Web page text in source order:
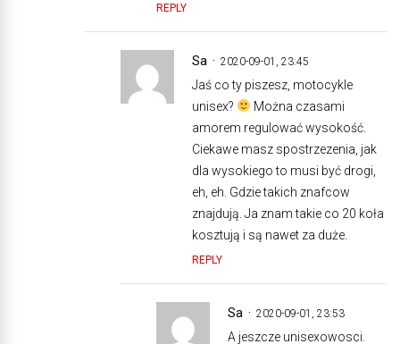
REPLY
Sa 2020-09-01, 23:45
Jaś co ty piszesz, motocykle
unisex?
Można czasami
amorem regulować wysokość.
Ciekawe masz spostrzezenia, jak
dla wysokiego to musi być drogi,
eh, eh. Gdzie takich znafcow
znajdują. Ja znam takie co 20 koła
kosztują i są nawet za duże.
REPLY
Sa 2020-09-01, 23:53
A jeszcze unisexowosci.